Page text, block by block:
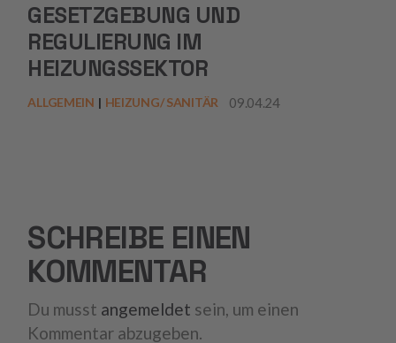
GESETZGEBUNG UND
REGULIERUNG IM
HEIZUNGSSEKTOR
ALLGEMEIN HEIZUNG/ SANITÄR 09.04.24
SCHREIBE EINEN
KOMMENTAR
Du musst angemeldet sein, um einen
Kommentar abzugeben.